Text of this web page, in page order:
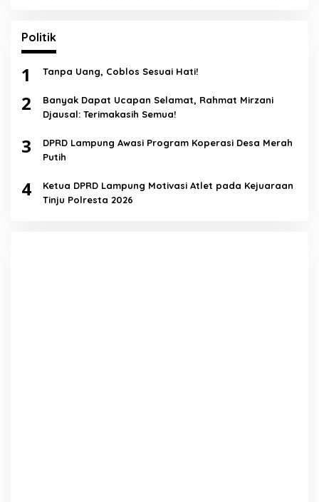
Politik
1 Tanpa Uang, Coblos Sesuai Hati!
2
Banyak Dapat Ucapan Selamat, Rahmat Mirzani
Djausal: Terimakasih Semua!
3
DPRD Lampung Awasi Program Koperasi Desa Merah
Putih
4
Ketua DPRD Lampung Motivasi Atlet pada Kejuaraan
Tinju Polresta 2026